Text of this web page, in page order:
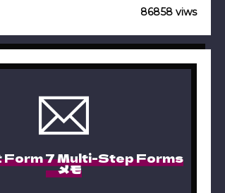
86858 viws
7 Multi-Step Forms
メモ